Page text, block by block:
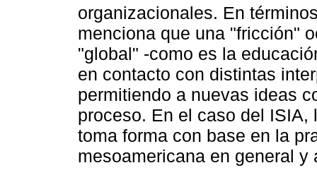
organizacionales. En
menciona que una "fricción"
"global" -como es la
en contacto con distintas
permitiendo a nuevas ideas
proceso. En el caso del
toma forma con base en la
mesoamericana en general y